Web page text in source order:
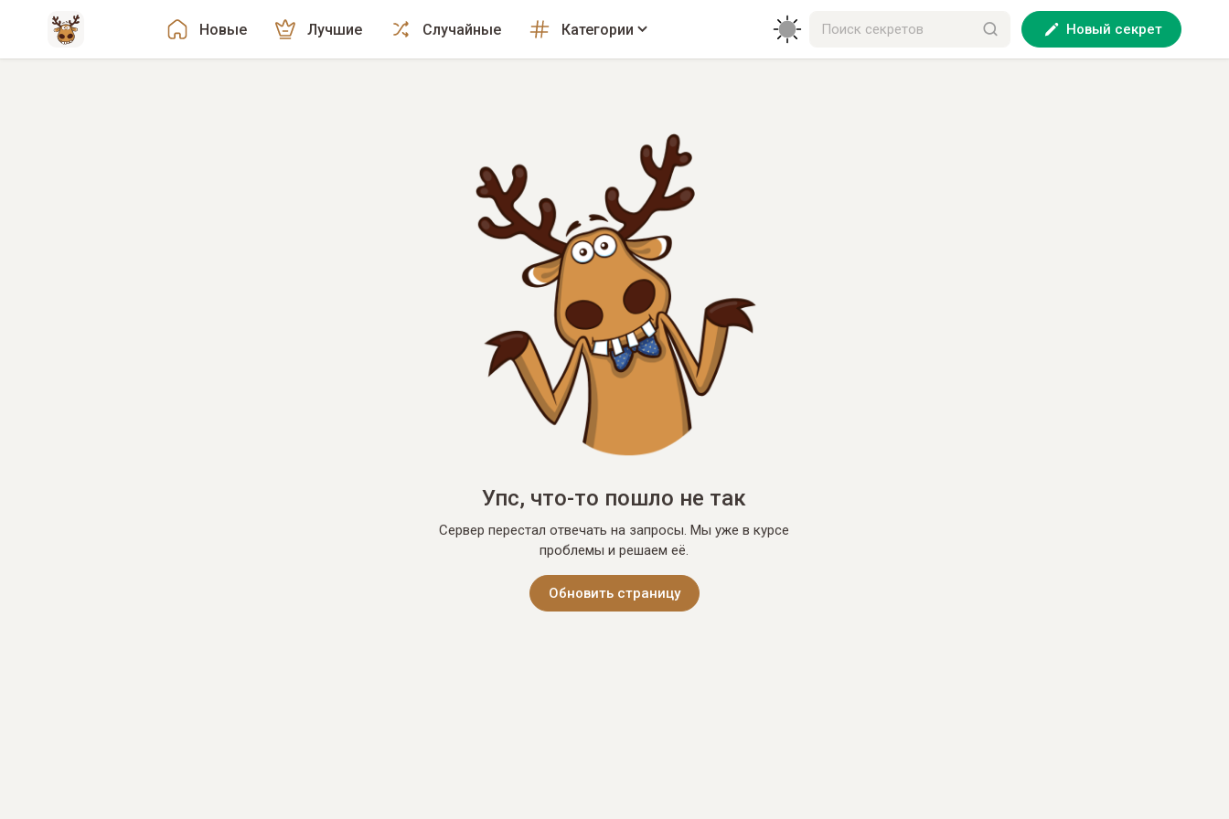
Новые Лучшие Случайные Категории Новый секрет
Упс, что-то пошло не так
Сервер перестал отвечать на запросы. Мы уже в курсе
проблемы и решаем её.
Обновить страницу